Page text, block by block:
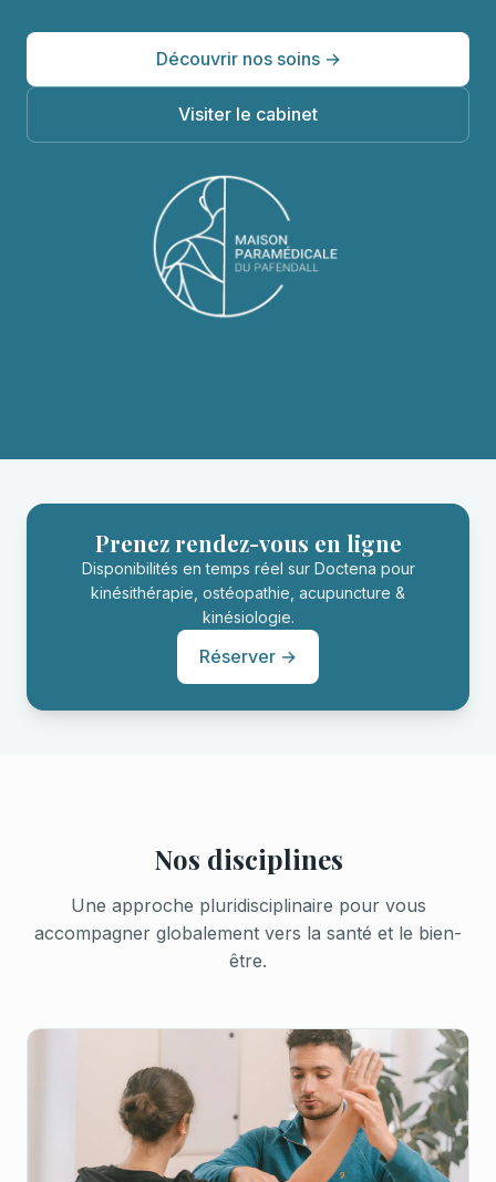
Découvrir nos soins →
Visiter le cabinet
Prenez rendez-vous en ligne
Disponibilités en temps réel sur Doctena pour
kinésithérapie, ostéopathie, acupuncture &
kinésiologie.
Réserver →
Nos disciplines
Une approche pluridisciplinaire pour vous
accompagner globalement vers la santé et le bien-
être.